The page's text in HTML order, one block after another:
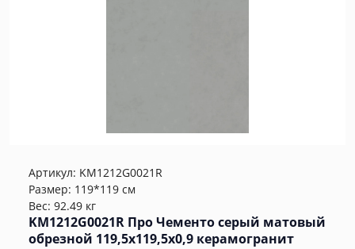
Артикул: KM1212G0021R
Размер: 119*119 см
Вес: 92.49 кг
KM1212G0021R Про Чементо серый матовый
обрезной 119,5x119,5x0,9 керамогранит